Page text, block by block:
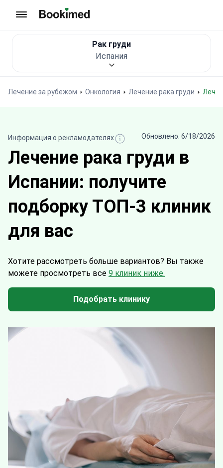
Лечение за рубежом Онкология Лечение рака груди
Рак груди
Испания
Информация о рекламодателях Обновлено: 6/18/2026
Лечение рака груди в
Испании: получите
подборку ТОП-3 клиник
для вас
Хотите рассмотреть больше вариантов? Вы также
можете просмотреть все 9 клиник ниже.
Подобрать клинику